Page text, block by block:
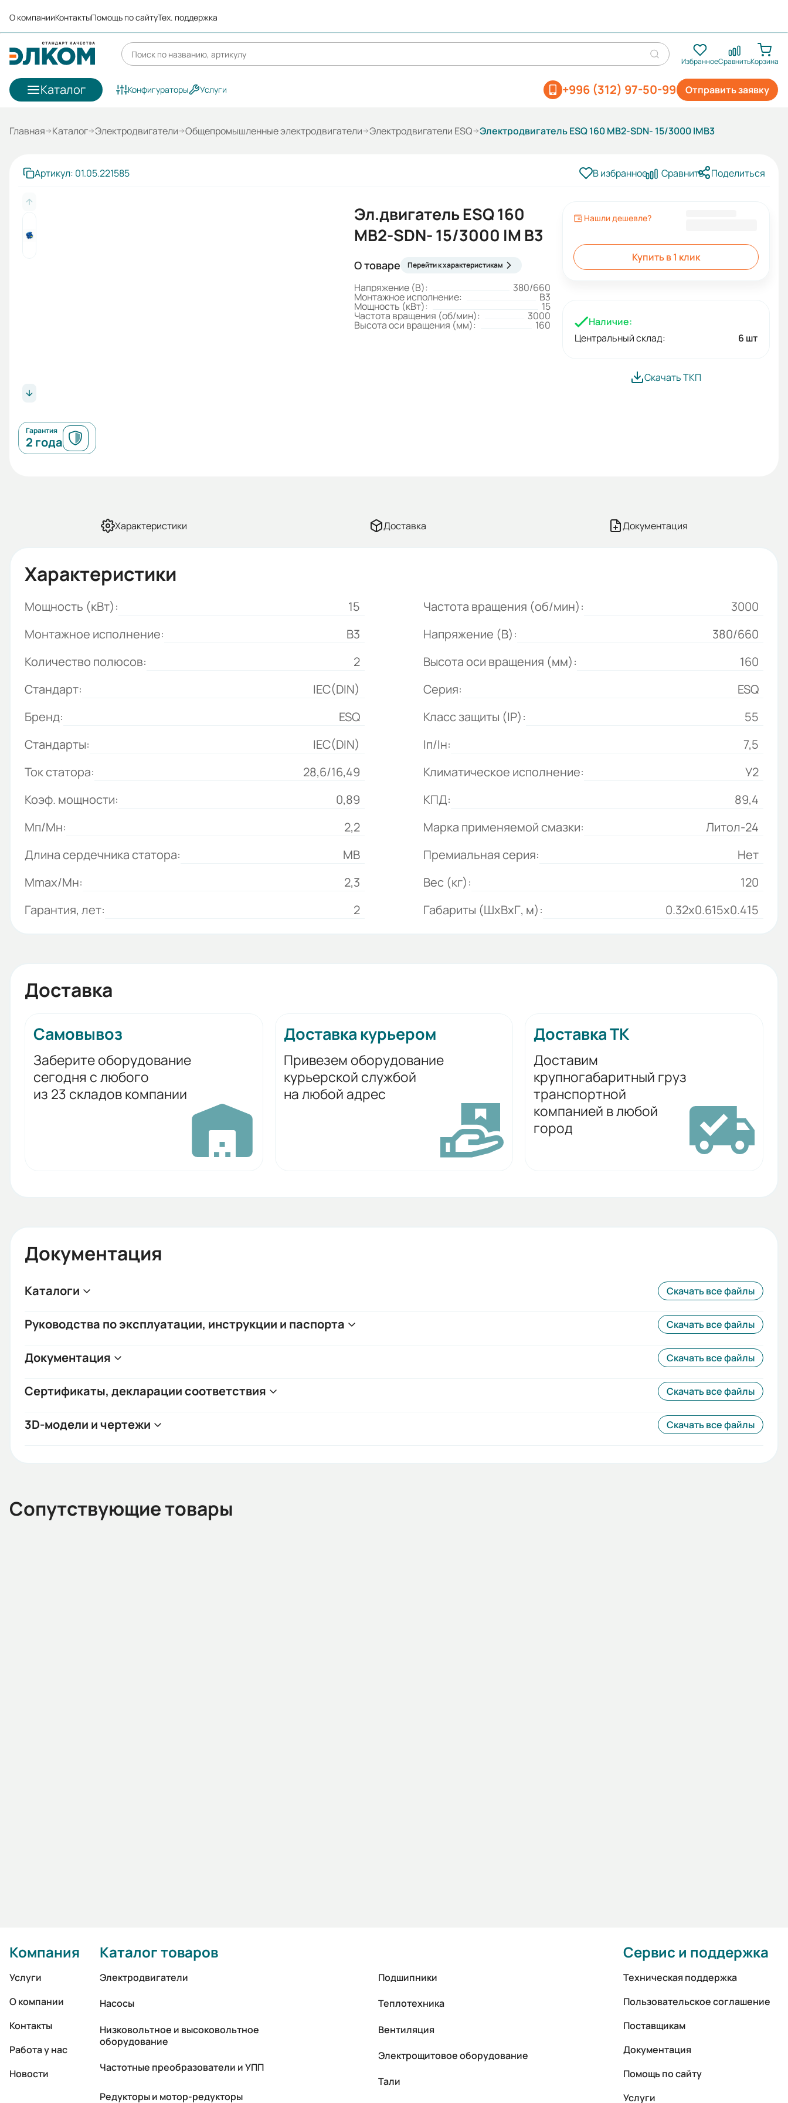
О компанииКонтактыПомощь по сайтуТех. поддержка
ИзбранноеСравнитьКорзина
Каталог Отправить заявку
+996 (312) 97-50-99
Конфигураторы Услуги
Главная Каталог Электродвигатели Общепромышленные электродвигатели Электродвигатели ESQ Электродвигатель ESQ 160 MB2-SDN- 15/3000 IMB3
Артикул: 01.05.221585 В избранное Сравнить Поделиться
Гарантия
2 года
Эл.двигатель ESQ 160
MB2-SDN- 15/3000 IM B3
О товаре Перейти к характеристикам
Напряжение (В): 380/660
Монтажное исполнение: B3
Мощность (кВт): 15
Частота вращения (об/мин): 3000
Высота оси вращения (мм): 160
Нашли дешевле?
Купить в 1 клик
Наличие:
Центральный склад:
6 шт
Скачать ТКП
Характеристики Доставка Документация
Характеристики
Мощность (кВт): 15 Частота вращения (об/мин):
3000
Монтажное исполнение:
B3 Напряжение (В):
380/660
Количество полюсов:
2 Высота оси вращения (мм):
160
Стандарт:
IEC(DIN) Серия:
ESQ
Бренд:
ESQ Класс защиты (IP):
55
Стандарты:
IEC(DIN) Iп/Iн:
7,5
Ток статора:
28,6/16,49 Климатическое исполнение:
У2
Коэф. мощности:
0,89 КПД:
89,4
Мп/Мн:
2,2 Марка применяемой смазки:
Литол-24
Длина сердечника статора:
МВ Премиальная серия:
Нет
Mmax/Mн:
2,3 Вес (кг):
120
Гарантия, лет:
2 Габариты (ШхВхГ, м): 0.32x0.615x0.415
Доставка
Самовывоз
Заберите оборудование
сегодня с любого
из 23 складов компании
Доставка курьером
Привезем оборудование
курьерской службой
на любой адрес
Доставка ТК
Доставим
крупногабаритный груз
транспортной
компанией в любой
город
Документация
Каталоги Скачать все файлы
Руководства по эксплуатации, инструкции и паспорта Скачать все файлы
Документация Скачать все файлы
Сертификаты, декларации соответствия Скачать все файлы
3D-модели и чертежи Скачать все файлы
Сопутствующие товары
Компания
Услуги
О компании
Контакты
Работа у нас
Новости
Каталог товаров
Электродвигатели
Насосы
Низковольтное и высоковольтное
оборудование
Частотные преобразователи и УПП
Редукторы и мотор-редукторы
Подшипники
Теплотехника
Вентиляция
Электрощитовое оборудование
Тали
Сервис и поддержка
Техническая поддержка
Пользовательское соглашение
Поставщикам
Документация
Помощь по сайту
Услуги